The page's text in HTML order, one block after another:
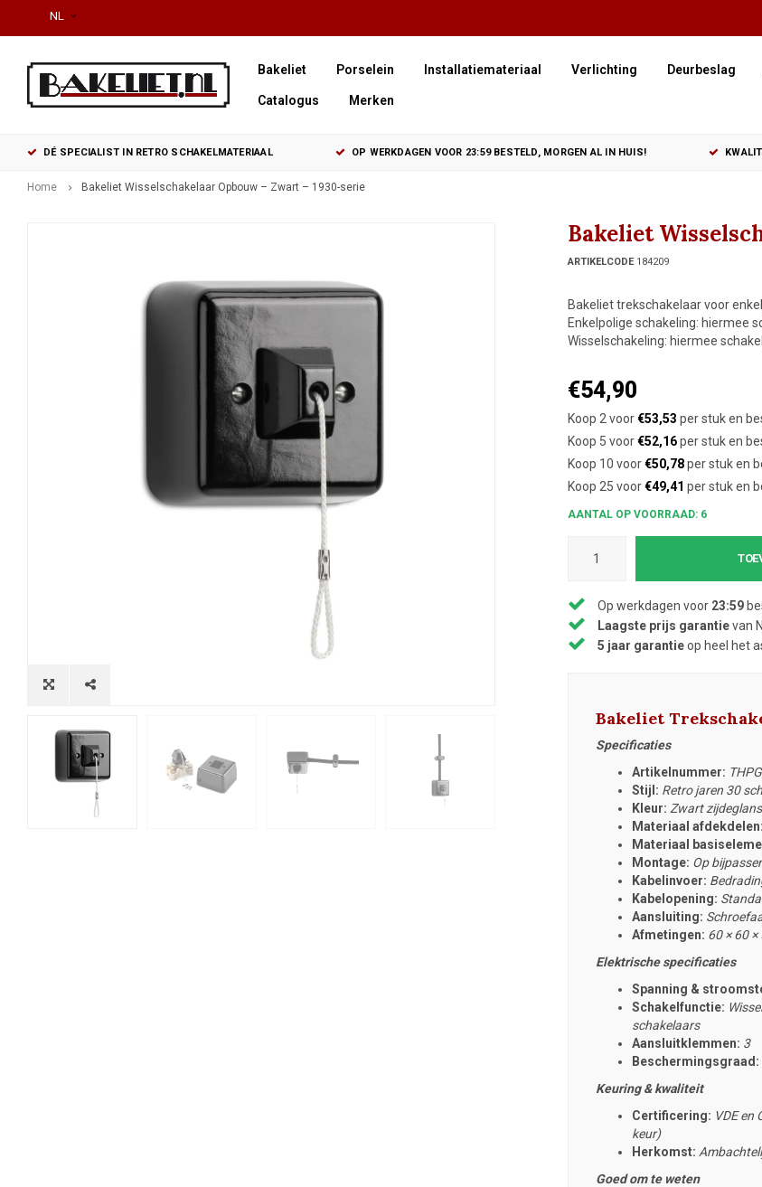
NL
Bakeliet Porselein Installatiemateriaal Verlichting Deurbeslag
Catalogus Merken
DÉ SPECIALIST IN RETRO SCHAKELMATERIAAL OP WERKDAGEN VOOR 23:59 BESTELD, MORGEN AL IN HUIS!
Home Bakeliet Wisselschakelaar Opbouw – Zwart – 1930-serie
Bakeliet
ARTIKELCODE184209
Bakeliet trekschakelaar voor
Enkelpolige schakeling: hiermee
Wisselschakeling: hiermee
€54,90
Koop 2 voor€53,53 per stuk en
Koop 5 voor€52,16per stuk en
Koop 10 voor€50,78per stuk en
Koop 25 voor€49,41 per stuk en
AANTAL OP VOORRAAD: 6
Op werkdagen voor 23:59
Laagste prijs garantievan
5 jaar garantieop heel het
Bakeliet
Specificaties
Artikelnummer:
Stijl: Retro jaren 30
Kleur: Zwart
Materiaal afdekdelen:
Materiaal
Montage: Op
Kabelinvoer:
Kabelopening:
Aansluiting:
Afmetingen: 60 × 60
Elektrische specificaties
Spanning &
Schakelfunctie:
schakelaars
Aansluitklemmen: 3
Beschermingsgraad:
Keuring & kwaliteit
Certificering: VDE en
keur)
Herkomst:
Goed om te weten